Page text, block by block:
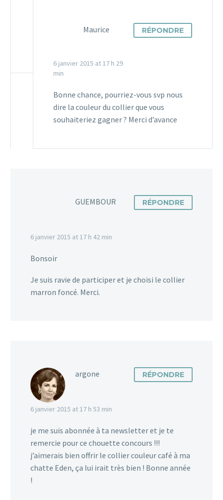
Maurice
6 janvier 2015 at 17 h 29
min
RÉPONDRE
Bonne chance, pourriez-vous svp nous
dire la couleur du collier que vous
souhaiteriez gagner ? Merci d’avance
GUEMBOUR
6 janvier 2015 at 17 h 42 min
RÉPONDRE
Bonsoir
Je suis ravie de participer et je choisi le collier
marron foncé. Merci.
argone
6 janvier 2015 at 17 h 53 min
RÉPONDRE
je me suis abonnée à ta newsletter et je te
remercie pour ce chouette concours !!!
j’aimerais bien offrir le collier couleur café à ma
chatte Eden, ça lui irait très bien ! Bonne année
!